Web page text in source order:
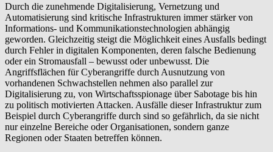
Durch die zunehmende Digitalisierung, Vernetzung und
Automatisierung sind kritische Infrastrukturen immer stärker von
Informations- und Kommunikationstechnologien abhängig
geworden. Gleichzeitig steigt die Möglichkeit eines Ausfalls bedingt
durch Fehler in digitalen Komponenten, deren falsche Bedienung
oder ein Stromausfall – bewusst oder unbewusst. Die
Angriffsflächen für Cyberangriffe durch Ausnutzung von
vorhandenen Schwachstellen nehmen also parallel zur
Digitalisierung zu, von Wirtschaftsspionage über Sabotage bis hin
zu politisch motivierten Attacken. Ausfälle dieser Infrastruktur zum
Beispiel durch Cyberangriffe durch sind so gefährlich, da sie nicht
nur einzelne Bereiche oder Organisationen, sondern ganze
Regionen oder Staaten betreffen können.